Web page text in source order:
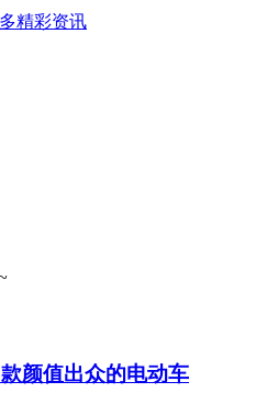
精彩资讯
颜值出众的电动车